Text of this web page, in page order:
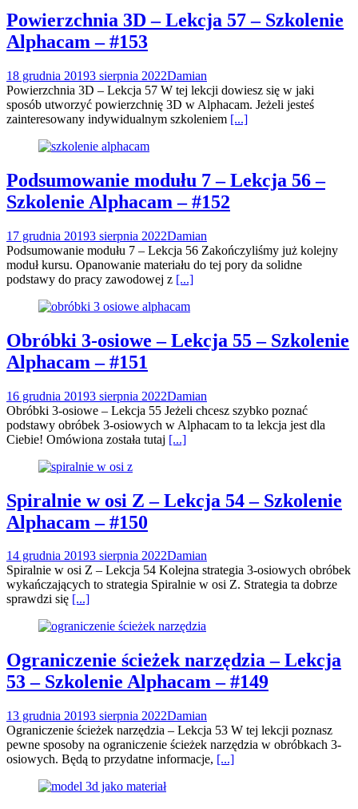
Powierzchnia 3D – Lekcja 57 – Szkolenie
Alphacam – #153
18 grudnia 20193 sierpnia 2022Damian
Powierzchnia 3D – Lekcja 57 W tej lekcji dowiesz się w jaki
sposób utworzyć powierzchnię 3D w Alphacam. Jeżeli jesteś
zainteresowany indywidualnym szkoleniem [...]
Podsumowanie modułu 7 – Lekcja 56 –
Szkolenie Alphacam – #152
17 grudnia 20193 sierpnia 2022Damian
Podsumowanie modułu 7 – Lekcja 56 Zakończyliśmy już kolejny
moduł kursu. Opanowanie materiału do tej pory da solidne
podstawy do pracy zawodowej z [...]
Obróbki 3-osiowe – Lekcja 55 – Szkolenie
Alphacam – #151
16 grudnia 20193 sierpnia 2022Damian
Obróbki 3-osiowe – Lekcja 55 Jeżeli chcesz szybko poznać
podstawy obróbek 3-osiowych w Alphacam to ta lekcja jest dla
Ciebie! Omówiona została tutaj [...]
Spiralnie w osi Z – Lekcja 54 – Szkolenie
Alphacam – #150
14 grudnia 20193 sierpnia 2022Damian
Spiralnie w osi Z – Lekcja 54 Kolejna strategia 3-osiowych obróbek
wykańczających to strategia Spiralnie w osi Z. Strategia ta dobrze
sprawdzi się [...]
Ograniczenie ścieżek narzędzia – Lekcja
53 – Szkolenie Alphacam – #149
13 grudnia 20193 sierpnia 2022Damian
Ograniczenie ścieżek narzędzia – Lekcja 53 W tej lekcji poznasz
pewne sposoby na ograniczenie ścieżek narzędzia w obróbkach 3-
osiowych. Będą to przydatne informacje, [...]